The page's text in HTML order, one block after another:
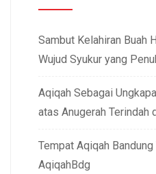
Sambut Kelahiran Buah
Wujud Syukur yang
Aqiqah Sebagai
atas Anugerah Terindah
Tempat Aqiqah Bandung
AqiqahBdg